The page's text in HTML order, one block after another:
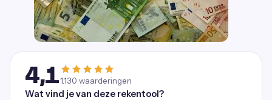
4,11.130 waarderingen
Wat vind je van deze rekentool?